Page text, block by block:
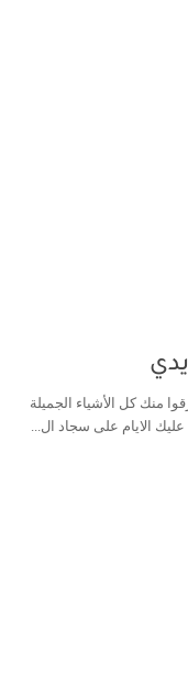
منك كل الأشياء الجميلة
الايام على سجاد ال...